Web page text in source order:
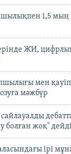
1,5 мың
ЖИ, цифрлық
мен
мәжбүр
болған жоқ" дейді
ірі